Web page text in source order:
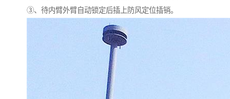
③、待内臂外臂自动锁定后插上防风定位插销。